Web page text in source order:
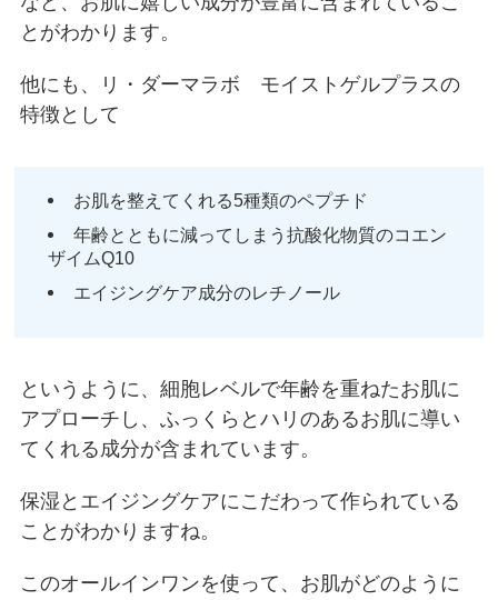
とがわかります。
他にも、リ・ダーマラボ モイストゲルプラスの
特徴として
お肌を整えてくれる5種類のペプチド
年齢とともに減ってしまう抗酸化物質のコエン
ザイムQ10
エイジングケア成分のレチノール
というように、細胞レベルで年齢を重ねたお肌に
アプローチし、ふっくらとハリのあるお肌に導い
てくれる成分が含まれています。
保湿とエイジングケアにこだわって作られている
ことがわかりますね。
このオールインワンを使って、お肌がどのように